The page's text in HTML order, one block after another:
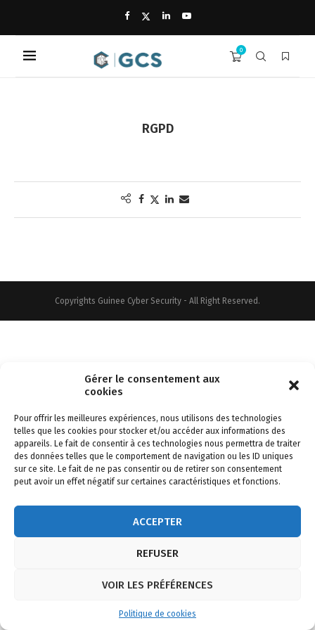
Gérer le consentement aux
cookies
Pour offrir les meilleures expériences, nous utilisons des technologies
telles que les cookies pour stocker et/ou accéder aux informations des
appareils. Le fait de consentir à ces technologies nous permettra de traiter
des données telles que le comportement de navigation ou les ID uniques
sur ce site. Le fait de ne pas consentir ou de retirer son consentement
peut avoir un effet négatif sur certaines caractéristiques et fonctions.
ACCEPTER
REFUSER
VOIR LES PRÉFÉRENCES
Politique de cookies
0
RGPD
Copyrights Guinee Cyber Security - All Right Reserved.